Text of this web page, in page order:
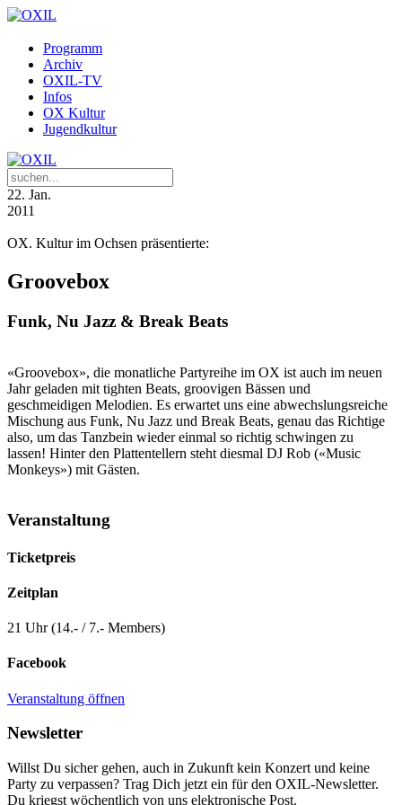
Programm
Archiv
OXIL-TV
Infos
OX Kultur
Jugendkultur
22. Jan.
2011
OX. Kultur im Ochsen präsentierte:
Groovebox
Funk, Nu Jazz & Break Beats
«Groovebox», die monatliche Partyreihe im OX ist auch im neuen
Jahr geladen mit tighten Beats, groovigen Bässen und
geschmeidigen Melodien. Es erwartet uns eine abwechslungsreiche
Mischung aus Funk, Nu Jazz und Break Beats, genau das Richtige
also, um das Tanzbein wieder einmal so richtig schwingen zu
lassen! Hinter den Plattentellern steht diesmal DJ Rob («Music
Monkeys») mit Gästen.
Veranstaltung
Ticketpreis
Zeitplan
21 Uhr (14.- / 7.- Members)
Facebook
Veranstaltung öffnen
Newsletter
Willst Du sicher gehen, auch in Zukunft kein Konzert und keine
Party zu verpassen? Trag Dich jetzt ein für den OXIL-Newsletter.
Du kriegst wöchentlich von uns elektronische Post.